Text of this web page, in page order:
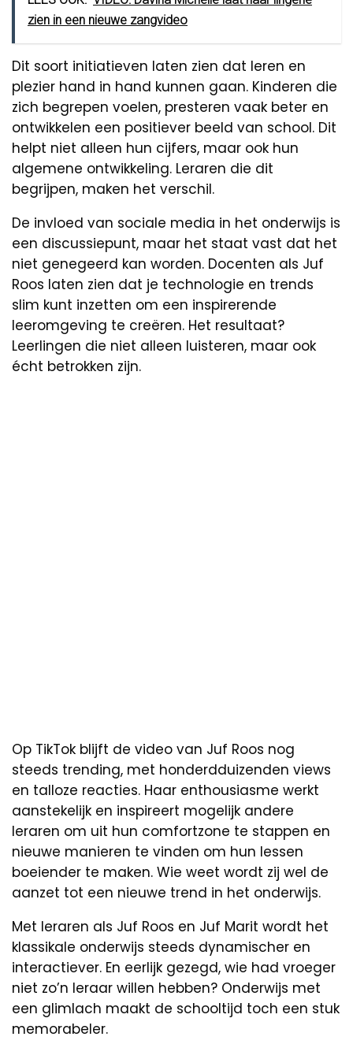
zien in een nieuwe zangvideo
Dit soort initiatieven laten zien dat leren en
plezier hand in hand kunnen gaan. Kinderen die
zich begrepen voelen, presteren vaak beter en
ontwikkelen een positiever beeld van school. Dit
helpt niet alleen hun cijfers, maar ook hun
algemene ontwikkeling. Leraren die dit
begrijpen, maken het verschil.
De invloed van sociale media in het onderwijs is
een discussiepunt, maar het staat vast dat het
niet genegeerd kan worden. Docenten als Juf
Roos laten zien dat je technologie en trends
slim kunt inzetten om een inspirerende
leeromgeving te creëren. Het resultaat?
Leerlingen die niet alleen luisteren, maar ook
écht betrokken zijn.
Op TikTok blijft de video van Juf Roos nog
steeds trending, met honderdduizenden views
en talloze reacties. Haar enthousiasme werkt
aanstekelijk en inspireert mogelijk andere
leraren om uit hun comfortzone te stappen en
nieuwe manieren te vinden om hun lessen
boeiender te maken. Wie weet wordt zij wel de
aanzet tot een nieuwe trend in het onderwijs.
Met leraren als Juf Roos en Juf Marit wordt het
klassikale onderwijs steeds dynamischer en
interactiever. En eerlijk gezegd, wie had vroeger
niet zo’n leraar willen hebben? Onderwijs met
een glimlach maakt de schooltijd toch een stuk
memorabeler.